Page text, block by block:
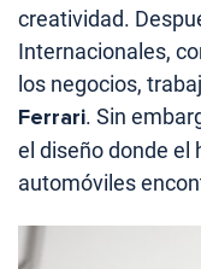
creatividad.
Internacionales,
los negocios,
Ferrari. Sin
el diseño donde el
automóviles